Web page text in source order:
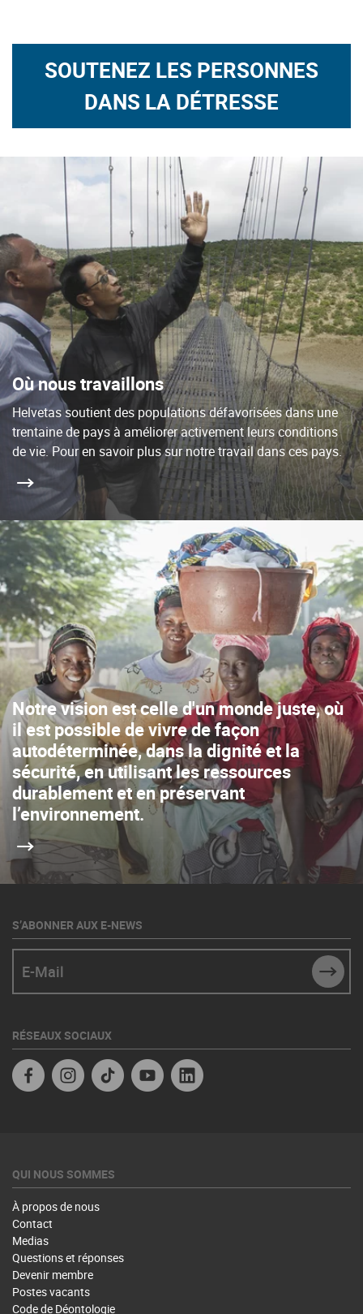
SOUTENEZ LES PERSONNES
DANS LA DÉTRESSE
Où nous travaillons
Helvetas soutient des populations défavorisées dans une
trentaine de pays à améliorer activement leurs conditions
de vie. Pour en savoir plus sur notre travail dans ces pays.
Notre vision est celle d'un monde juste, où
il est possible de vivre de façon
autodéterminée, dans la dignité et la
sécurité, en utilisant les ressources
durablement et en préservant
l’environnement.
S’ABONNER AUX E-NEWS
RÉSEAUX SOCIAUX
FacebookInstagramTikTok YouTube
QUI NOUS SOMMES
À propos de nous
Contact
Medias
Questions et réponses
Devenir membre
Postes vacants
Code de Déontologie